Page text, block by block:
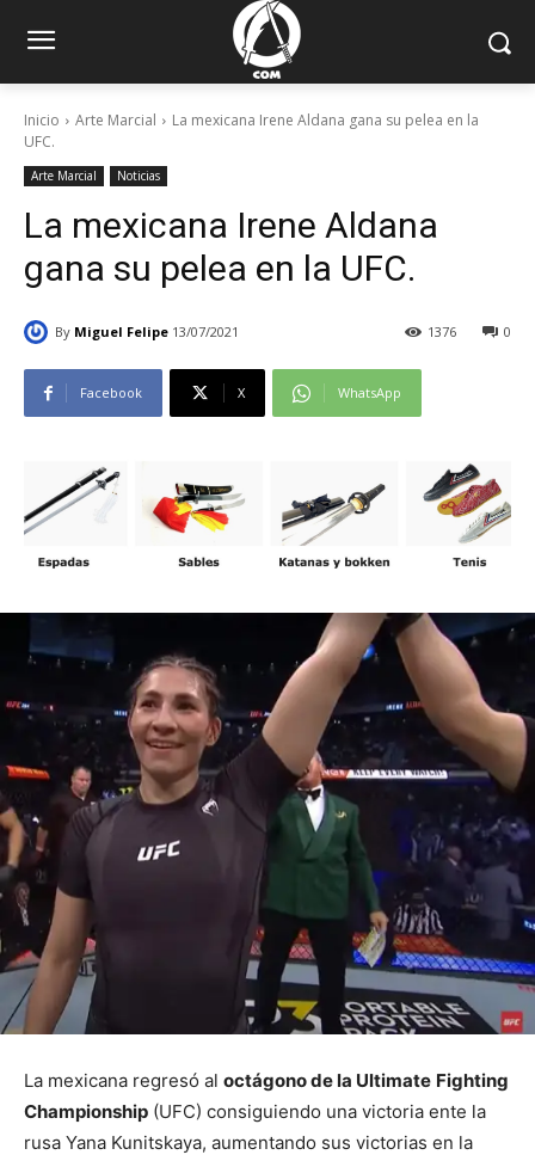
Inicio Arte Marcial
La mexicana Irene Aldana gana su pelea en la
UFC.
Arte Marcial Noticias
La mexicana Irene Aldana
gana su pelea en la UFC.
By Miguel Felipe 13/07/2021 0
1376
Facebook X WhatsApp
La mexicana regresó al octágono de la Ultimate Fighting
Championship (UFC) consiguiendo una victoria ente la
rusa Yana Kunitskaya, aumentando sus victorias en la